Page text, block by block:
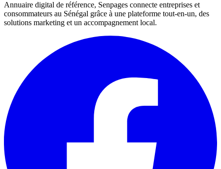
Annuaire digital de référence, Senpages connecte entreprises et
consommateurs au Sénégal grâce à une plateforme tout-en-un, des
solutions marketing et un accompagnement local.